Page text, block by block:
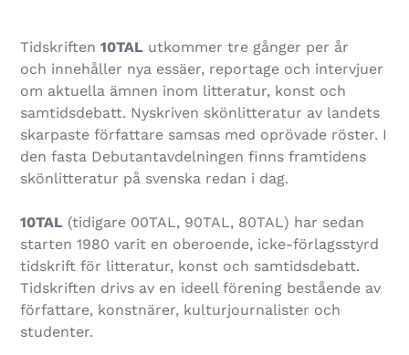
Tidskriften 10TAL utkommer tre gånger per år
och inne­hål­ler nya essäer, repor­tage och intervjuer
om aktu­ella ämnen inom litteratur, konst och
samtidsdebatt. Nyskriven skön­lit­te­ra­tur av lan­dets
skar­paste för­fat­tare sam­sas med oprö­vade rös­ter. I
den fasta Debutantavdelningen finns framtidens
skönlitteratur på svenska redan i dag.
10TAL (tidi­gare 00TAL, 90TAL, 80TAL) har sedan
star­ten 1980 varit en obe­ro­ende, icke-förlagsstyrd
tid­skrift för lit­te­ra­tur, konst och samtidsdebatt.
Tidskriften drivs av en ide­ell för­e­ning bestå­ende av
för­fat­tare, konst­nä­rer, kul­tur­jour­na­lis­ter och
studenter.